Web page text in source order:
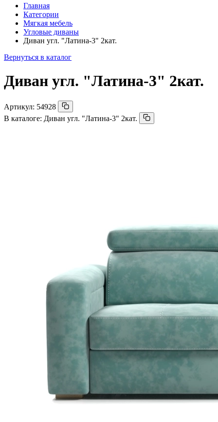
Главная
Категории
Мягкая мебель
Угловые диваны
Диван угл. "Латина-3" 2кат.
Вернуться в каталог
Диван угл. "Латина-3" 2кат.
Артикул: 54928
В каталоге: Диван угл. "Латина-3" 2кат.